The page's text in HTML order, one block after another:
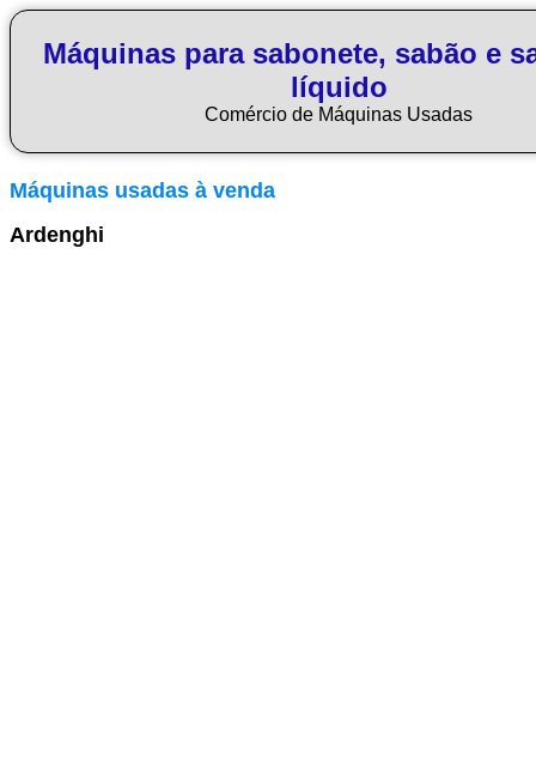
Máquinas para sabonete, sabão e
líquido
Comércio de Máquinas Usadas
Máquinas usadas à venda
Ardenghi